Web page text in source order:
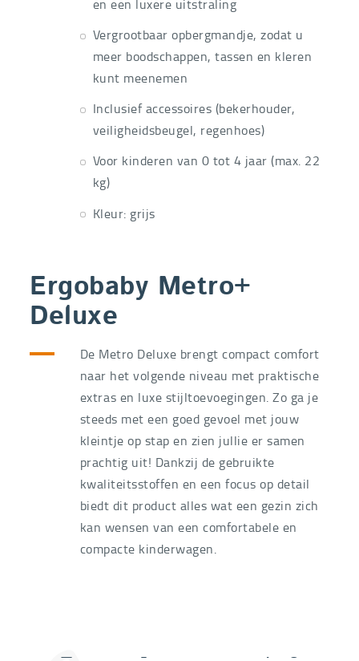
en een luxere uitstraling
Vergrootbaar opbergmandje, zodat u
meer boodschappen, tassen en kleren
kunt meenemen
Inclusief accessoires (bekerhouder,
veiligheidsbeugel, regenhoes)
Voor kinderen van 0 tot 4 jaar (max. 22
kg)
Kleur: grijs
Ergobaby Metro+
Deluxe
De Metro Deluxe brengt compact comfort
naar het volgende niveau met praktische
extras en luxe stijltoevoegingen. Zo ga je
steeds met een goed gevoel met jouw
kleintje op stap en zien jullie er samen
prachtig uit! Dankzij de gebruikte
kwaliteitsstoffen en een focus op detail
biedt dit product alles wat een gezin zich
kan wensen van een comfortabele en
compacte kinderwagen.